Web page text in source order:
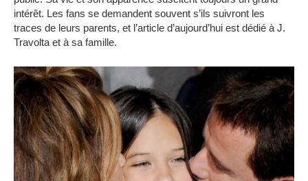
intérêt. Les fans se demandent souvent s’ils suivront les
traces de leurs parents, et l’article d’aujourd’hui est dédié à J.
Travolta et à sa famille.